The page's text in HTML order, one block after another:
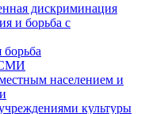
дискриминация
и борьба с
борьба
СМИ
населением и
культуры